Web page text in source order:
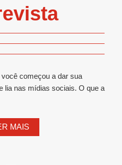
começou a dar sua
lia nas mídias sociais. O que a
MAIS